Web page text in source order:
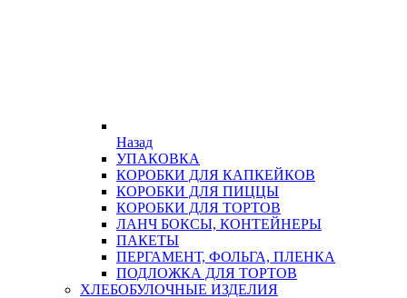
Назад
УПАКОВКА
КОРОБКИ ДЛЯ КАПКЕЙКОВ
КОРОБКИ ДЛЯ ПИЦЦЫ
КОРОБКИ ДЛЯ ТОРТОВ
ЛАНЧ БОКСЫ, КОНТЕЙНЕРЫ
ПАКЕТЫ
ПЕРГАМЕНТ, ФОЛЬГА, ПЛЕНКА
ПОДЛОЖКА ДЛЯ ТОРТОВ
ХЛЕБОБУЛОЧНЫЕ ИЗДЕЛИЯ